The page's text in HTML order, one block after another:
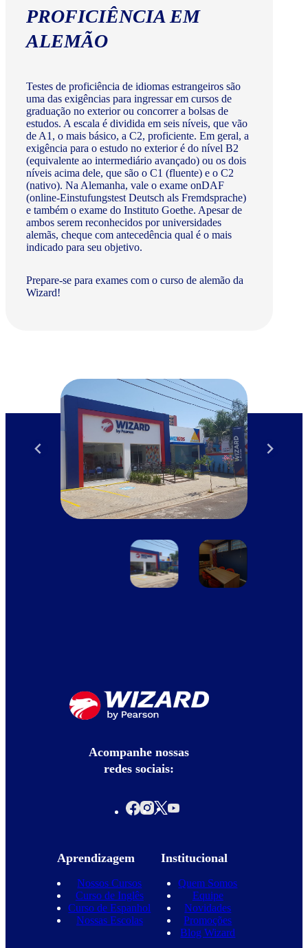
PROFICIÊNCIA EM
ALEMÃO
Testes de proficiência de idiomas estrangeiros são
uma das exigências para ingressar em cursos de
graduação no exterior ou concorrer a bolsas de
estudos. A escala é dividida em seis níveis, que vão
de A1, o mais básico, a C2, proficiente. Em geral, a
exigência para o estudo no exterior é do nível B2
(equivalente ao intermediário avançado) ou os dois
níveis acima dele, que são o C1 (fluente) e o C2
(nativo). Na Alemanha, vale o exame onDAF
(online-Einstufungstest Deutsch als Fremdsprache)
e também o exame do Instituto Goethe. Apesar de
ambos serem reconhecidos por universidades
alemãs, cheque com antecedência qual é o mais
indicado para seu objetivo.
Prepare-se para exames com o curso de alemão da
Wizard!
Acompanhe nossas
redes sociais:
Aprendizagem
Nossos Cursos
Curso de Inglês
Curso de Espanhol
Nossas Escolas
Institucional
Quem Somos
Equipe
Novidades
Promoções
Blog Wizard